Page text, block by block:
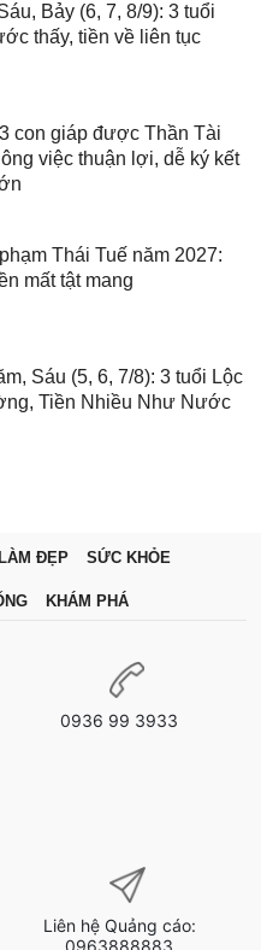
Bảy (6, 7, 8/9): 3 tuổi
thấy, tiền về liên tục
con giáp được Thần Tài
việc thuận lợi, dễ ký kết
Thái Tuế năm 2027:
mất tật mang
Sáu (5, 6, 7/8): 3 tuổi Lộc
Tiền Nhiều Như Nước
LÀM ĐẸP SỨC KHỎE
KHÁM PHÁ
0936 99 3933
Liên hệ Quảng cáo: